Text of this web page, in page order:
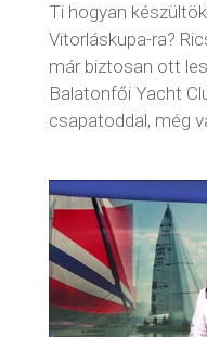
Ti hogyan
Vitorláskupa-ra?
már biztosan ott
Balatonfői Yacht
csapatoddal, még